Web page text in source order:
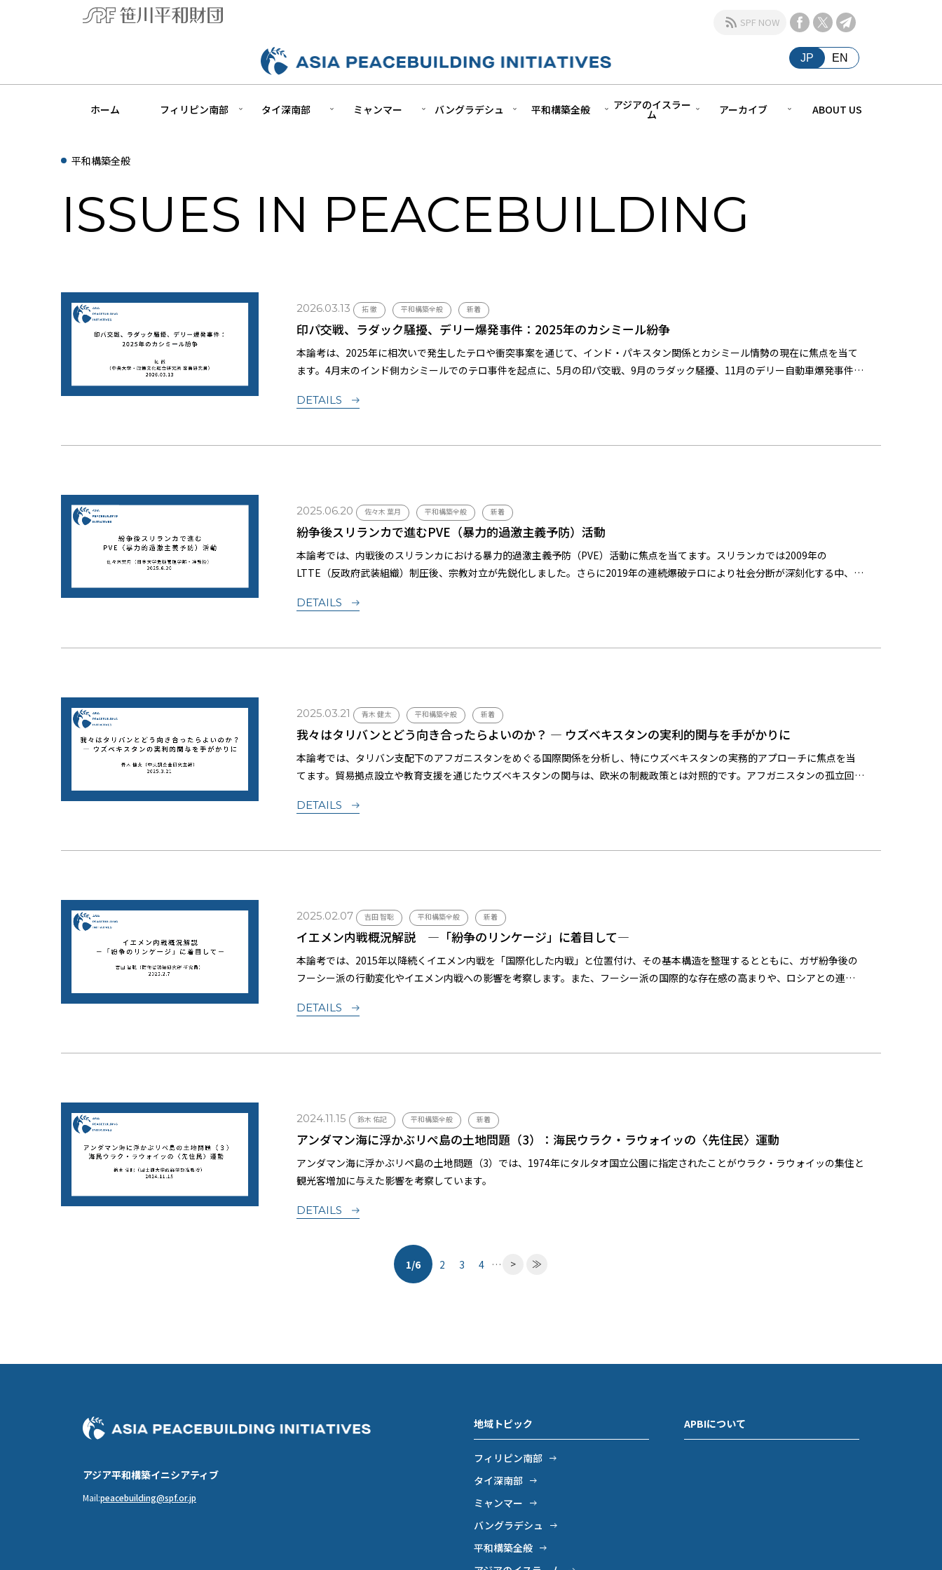
SPF NOW
JP EN
ホーム フィリピン南部 タイ深南部 ミャンマー バングラデシュ 平和構築全般 アジアのイスラー
ム アーカイブ ABOUT US
平和構築全般
ISSUES IN PEACEBUILDING
2026.03.13 拓 徹 平和構築全般 新着
印パ交戦、ラダック騒擾、デリー爆発事件：2025年のカシミール紛争
本論考は、2025年に相次いで発生したテロや衝突事案を通じて、インド・パキスタン関係とカシミール情勢の現在に焦点を当て
ます。4月末のインド側カシミールでのテロ事件を起点に、5月の印パ交戦、9月のラダック騒擾、11月のデリー自動車爆発事件を
後の展望を考察します。
DETAILS
2025.06.20 佐々木 葉月 平和構築全般 新着
紛争後スリランカで進むPVE（暴力的過激主義予防）活動
本論考では、内戦後のスリランカにおける暴力的過激主義予防（PVE）活動に焦点を当てます。スリランカでは2009年の
LTTE（反政府武装組織）制圧後、宗教対立が先鋭化しました。さらに2019年の連続爆破テロにより社会分断が深刻化する中、国
の効果を明らかにし、多民族・宗教共存というグローバルな理念を現地に適応させる際の課題と可能性を考察します。
DETAILS
2025.03.21 青木 健太 平和構築全般 新着
我々はタリバンとどう向き合ったらよいのか？ ― ウズベキスタンの実利的関与を手がかりに
本論考では、タリバン支配下のアフガニスタンをめぐる国際関係を分析し、特にウズベキスタンの実務的アプローチに焦点を当
てます。貿易拠点設立や教育支援を通じたウズベキスタンの関与は、欧米の制裁政策とは対照的です。アフガニスタンの孤立回避
DETAILS
2025.02.07 吉田 智聡 平和構築全般 新着
イエメン内戦概況解説 ―「紛争のリンケージ」に着目して―
本論考では、2015年以降続くイエメン内戦を「国際化した内戦」と位置付け、その基本構造を整理するとともに、ガザ紛争後の
フーシー派の行動変化やイエメン内戦への影響を考察します。また、フーシー派の国際的な存在感の高まりや、ロシアとの連携
DETAILS
2024.11.15 鈴木 佑記 平和構築全般 新着
アンダマン海に浮かぶリペ島の土地問題（3）：海民ウラク・ラウォイッの〈先住民〉運動
アンダマン海に浮かぶリペ島の土地問題（3）では、1974年にタルタオ国立公園に指定されたことがウラク・ラウォイッの集住と
観光客増加に与えた影響を考察しています。
DETAILS
1/6 2 3 4 … > ≫
アジア平和構築イニシアティブ
Mail:peacebuilding@spf.or.jp
地域トピック
フィリピン南部
タイ深南部
ミャンマー
バングラデシュ
平和構築全般
APBIについて